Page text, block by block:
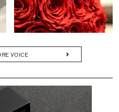
ドやリボン、ショッパーに至るま
た方に深い感動をお届けします。
瞬間」にふさわしい贈り物です。
物に
に
どの開店・周年記念に
VOICE